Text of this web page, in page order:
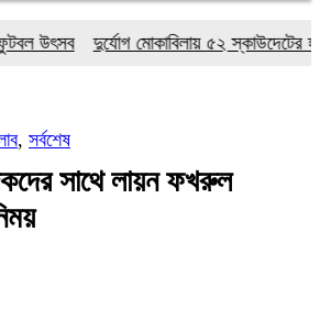
উৎসব দুর্যোগ মোকাবিলায় ৫২ স্কাউদেটের হাতে-
, সর্বশেষ
সাথে লায়ন ফখরুল